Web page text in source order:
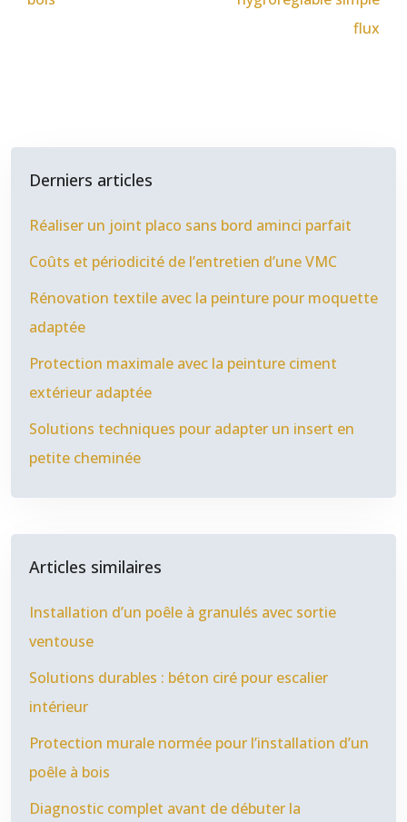
flux
Derniers articles
Réaliser un joint placo sans bord aminci parfait
Coûts et périodicité de l’entretien d’une VMC
Rénovation textile avec la peinture pour moquette
adaptée
Protection maximale avec la peinture ciment
extérieur adaptée
Solutions techniques pour adapter un insert en
petite cheminée
Articles similaires
Installation d’un poêle à granulés avec sortie
ventouse
Solutions durables : béton ciré pour escalier
intérieur
Protection murale normée pour l’installation d’un
poêle à bois
Diagnostic complet avant de débuter la